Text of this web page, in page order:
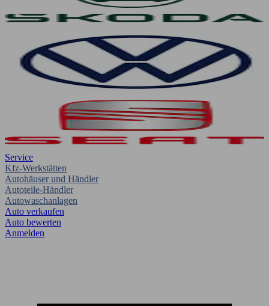
Service
Kfz-Werkstätten
Autohäuser und Händler
Autoteile-Händler
Autowaschanlagen
Auto verkaufen
Auto bewerten
Anmelden